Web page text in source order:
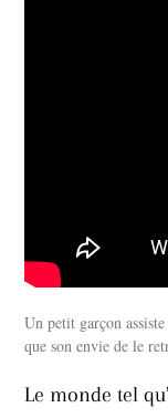
Un petit garçon
que son envie de le
Le monde tel